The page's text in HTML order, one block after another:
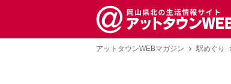
アットタウンWEBマガジン 駅めぐり